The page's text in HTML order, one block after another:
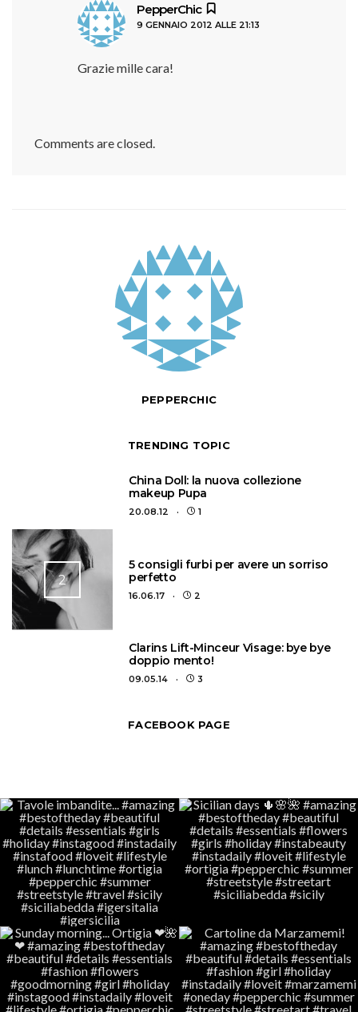
PepperChic
ha
detto:
9 GENNAIO 2012 ALLE 21:13
Grazie mille cara!
Comments are closed.
PEPPERCHIC
TRENDING TOPIC
China Doll: la nuova collezione
makeup Pupa
20.08.12 1
2
5 consigli furbi per avere un sorriso
perfetto
16.06.17 2
Clarins Lift-Minceur Visage: bye bye
doppio mento!
09.05.14 3
FACEBOOK PAGE